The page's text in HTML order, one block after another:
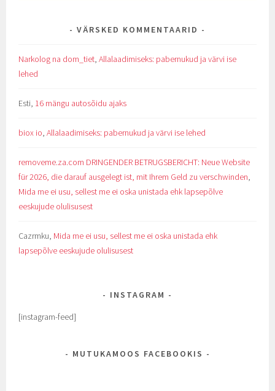
VÄRSKED KOMMENTAARID
Narkolog na dom_tiet,Allalaadimiseks: pabernukud ja värvi ise
lehed
Esti, 16 mängu autosõidu ajaks
biox io,Allalaadimiseks: pabernukud ja värvi ise lehed
removeme.za.com DRINGENDER BETRUGSBERICHT: Neue Website
für 2026, die darauf ausgelegt ist, mit Ihrem Geld zu verschwinden,
Mida me ei usu, sellest me ei oska unistada ehk lapsepõlve
eeskujude olulisusest
Cazrmku Mida me ei usu, sellest me ei oska unistada ehk
lapsepõlve eeskujude olulisusest
INSTAGRAM
[instagram-feed]
MUTUKAMOOS FACEBOOKIS